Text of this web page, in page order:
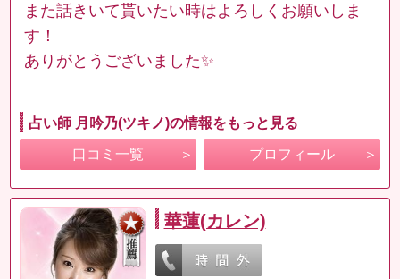
また話きいて貰いたい時はよろしくお願いしま
す！
ありがとうございました✨
占い師 月吟乃(ツキノ)の情報をもっと見る
口コミ一覧 プロフィール
華蓮(カレン)